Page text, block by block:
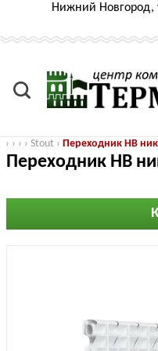
Нижний Новгород,
› › › › Stout › Переходник НВ
Переходник НВ